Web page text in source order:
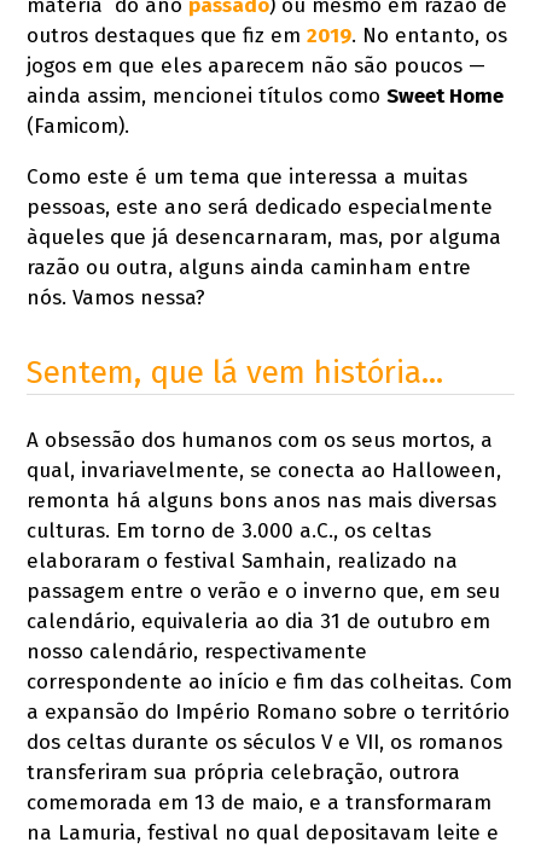
matéria do ano passado) ou mesmo em razão de
outros destaques que fiz em2019. No entanto, os
jogos em que eles aparecem não são poucos —
ainda assim, mencionei títulos comoSweet Home
(Famicom).
Como este é um tema que interessa a muitas
pessoas, este ano será dedicado especialmente
àqueles que já desencarnaram, mas, por alguma
razão ou outra, alguns ainda caminham entre
nós. Vamos nessa?
Sentem, que lá vem história…
A obsessão dos humanos com os seus mortos, a
qual, invariavelmente, se conecta ao Halloween,
remonta há alguns bons anos nas mais diversas
culturas. Em torno de 3.000 a.C., os celtas
elaboraram o festival Samhain, realizado na
passagem entre o verão e o inverno que, em seu
calendário, equivaleria ao dia 31 de outubro em
nosso calendário, respectivamente
correspondente ao início e fim das colheitas. Com
a expansão do Império Romano sobre o território
dos celtas durante os séculos V e VII, os romanos
transferiram sua própria celebração, outrora
comemorada em 13 de maio, e a transformaram
na Lamuria, festival no qual depositavam leite e